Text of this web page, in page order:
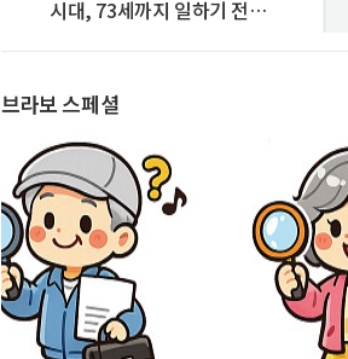
시대, 73세까지 일하기 전략’
브라보 스페셜